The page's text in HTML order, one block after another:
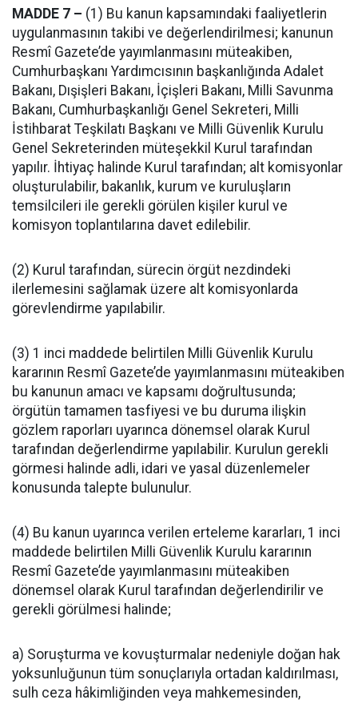
MADDE 7 – (1) Bu kanun kapsamındaki faaliyetlerin
uygulanmasının takibi ve değerlendirilmesi; kanunun
Resmî Gazete’de yayımlanmasını müteakiben,
Cumhurbaşkanı Yardımcısının başkanlığında Adalet
Bakanı, Dışişleri Bakanı, İçişleri Bakanı, Milli Savunma
Bakanı, Cumhurbaşkanlığı Genel Sekreteri, Milli
İstihbarat Teşkilatı Başkanı ve Milli Güvenlik Kurulu
Genel Sekreterinden müteşekkil Kurul tarafından
yapılır. İhtiyaç halinde Kurul tarafından; alt komisyonlar
oluşturulabilir, bakanlık, kurum ve kuruluşların
temsilcileri ile gerekli görülen kişiler kurul ve
komisyon toplantılarına davet edilebilir.
(2) Kurul tarafından, sürecin örgüt nezdindeki
ilerlemesini sağlamak üzere alt komisyonlarda
görevlendirme yapılabilir.
(3) 1 inci maddede belirtilen Milli Güvenlik Kurulu
kararının Resmî Gazete’de yayımlanmasını müteakiben
bu kanunun amacı ve kapsamı doğrultusunda;
örgütün tamamen tasfiyesi ve bu duruma ilişkin
gözlem raporları uyarınca dönemsel olarak Kurul
tarafından değerlendirme yapılabilir. Kurulun gerekli
görmesi halinde adli, idari ve yasal düzenlemeler
konusunda talepte bulunulur.
(4) Bu kanun uyarınca verilen erteleme kararları, 1 inci
maddede belirtilen Milli Güvenlik Kurulu kararının
Resmî Gazete’de yayımlanmasını müteakiben
dönemsel olarak Kurul tarafından değerlendirilir ve
gerekli görülmesi halinde;
a) Soruşturma ve kovuşturmalar nedeniyle doğan hak
yoksunluğunun tüm sonuçlarıyla ortadan kaldırılması,
sulh ceza hâkimliğinden veya mahkemesinden,